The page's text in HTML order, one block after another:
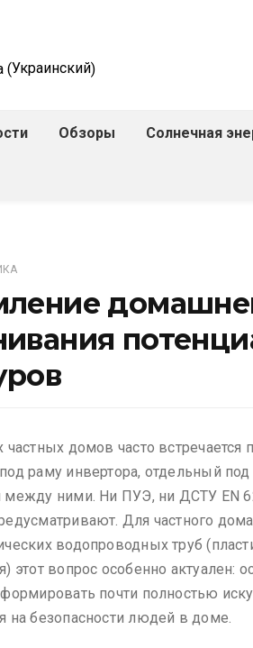
(Украинский)
Обзоры Солнечная
частных домов часто
раму инвертора, отдельный
между ними. Ни ПУЭ, ни ДСТУ EN
Для частного
водопроводных труб
этот вопрос особенно актуален:
формировать почти полностью
на безопасности людей в доме.